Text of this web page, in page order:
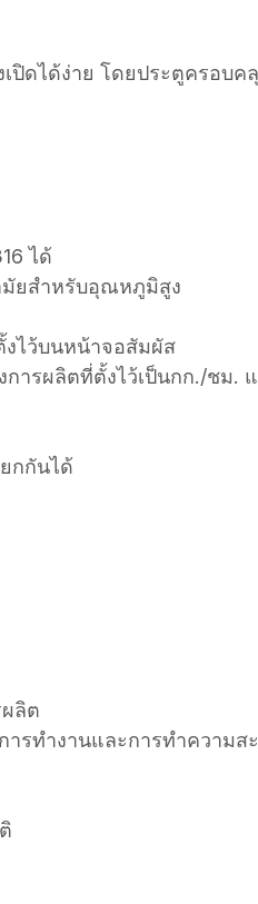
ปิดได้ง่าย โดยประตูครอบ
ได้
ยสำหรับอุณหภูมิสูง
งไว้บนหน้าจอสัมผัส
รผลิตที่ตั้งไว้เป็นกก./ชม.
กกันได้
ลิต
ารทำงานและการทำความส